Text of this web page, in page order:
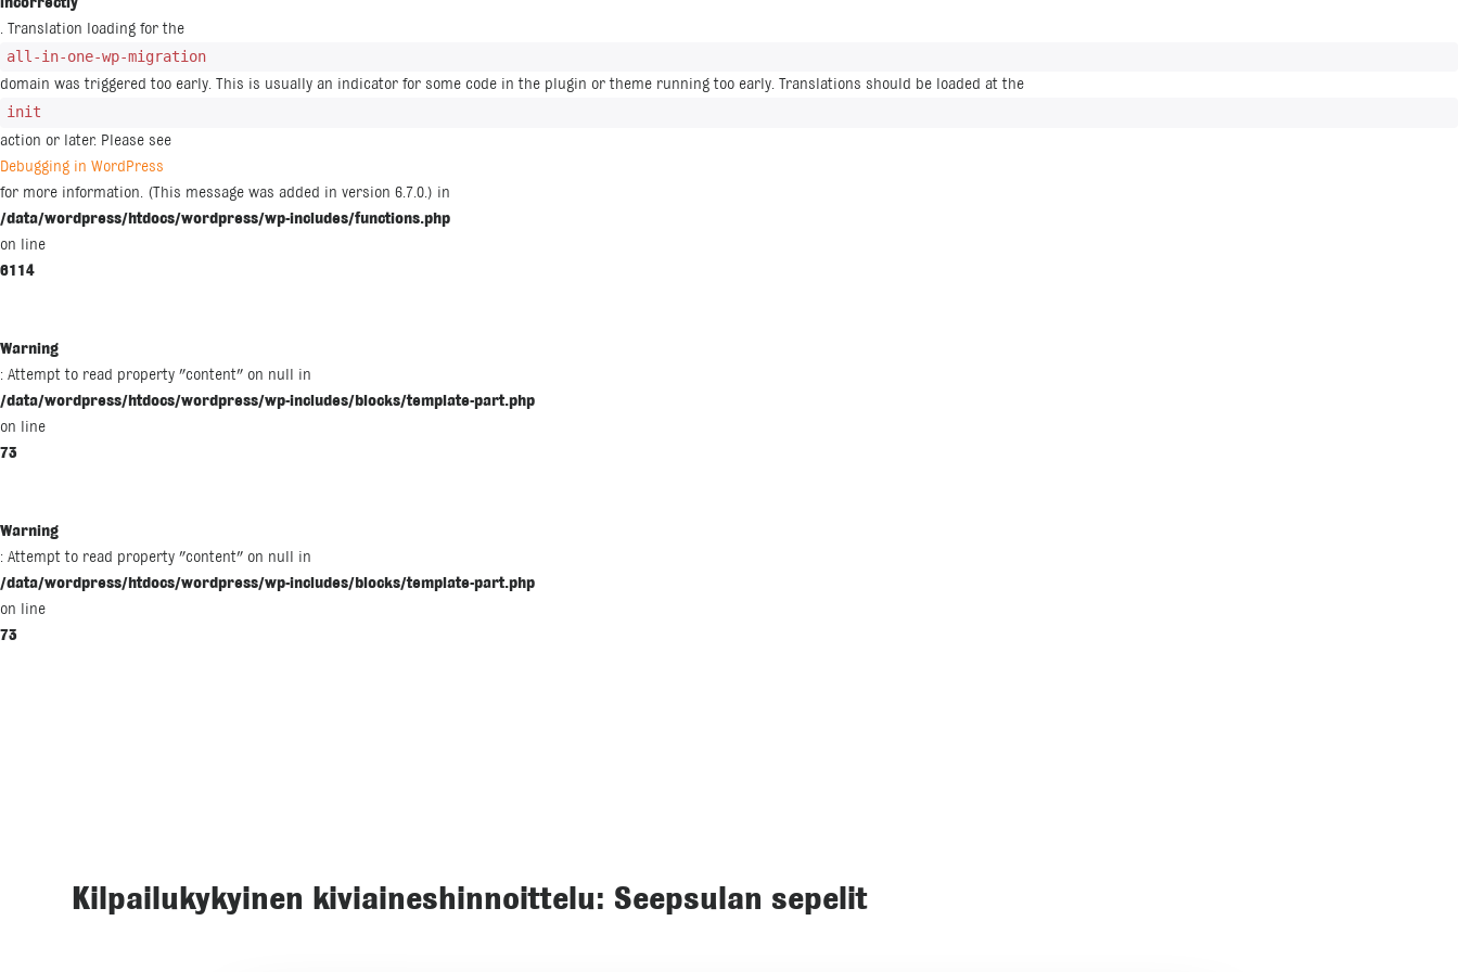
. Translation loading for the
all-in-one-wp-migration
domain was triggered too early. This is usually an indicator for some code in the plugin or theme running too early. Translations should be loaded at the
init
action or later. Please see
Debugging in WordPress
for more information. (This message was added in version 6.7.0.) in
/data/wordpress/htdocs/wordpress/wp-includes/functions.php
on line
6114
Warning
: Attempt to read property "content" on null in
/data/wordpress/htdocs/wordpress/wp-includes/blocks/template-part.php
on line
73
Warning
: Attempt to read property "content" on null in
/data/wordpress/htdocs/wordpress/wp-includes/blocks/template-part.php
on line
73
Kilpailukykyinen kiviaineshinnoittelu: Seepsulan sepelit